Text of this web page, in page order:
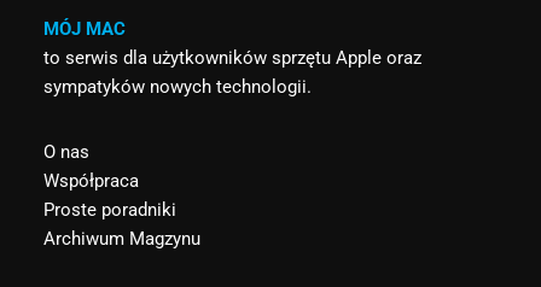
MÓJ MAC
to serwis dla użytkowników sprzętu Apple oraz
sympatyków nowych technologii.
O nas
Współpraca
Proste poradniki
Archiwum Magzynu